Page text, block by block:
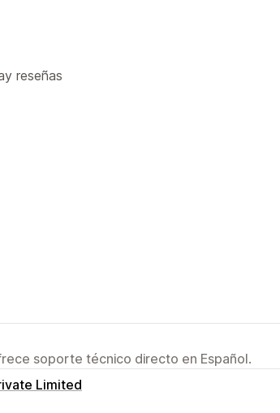
reseñas
soporte técnico directo en Español.
Limited